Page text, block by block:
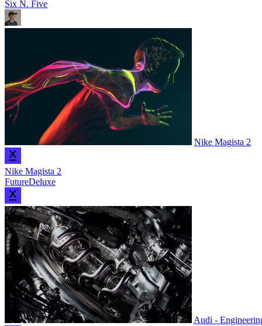
Six N. Five
Nike Magista 2
Nike Magista 2
FutureDeluxe
Audi -